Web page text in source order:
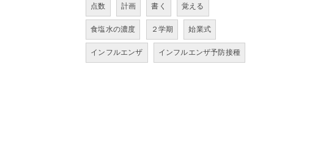
点数 計画 書く 覚える
食塩水の濃度 ２学期 始業式
インフルエンザ インフルエンザ予防接種